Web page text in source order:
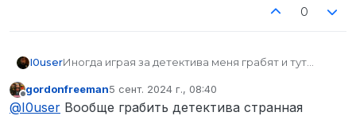
0
I0userИногда играя за детектива меня грабят и тут
их? Вопрос вроде бы глупый, но не стоит
забывать:
Не в сети
gordonfreeman5 сент. 2024 г., 08:40
отредактировано
@I0user Вообще грабить детектива странная